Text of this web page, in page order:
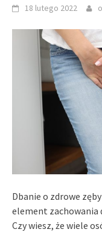
18 lutego 2022
Dbanie o zdrowe
element zachowania
Czy wiesz, że wiele